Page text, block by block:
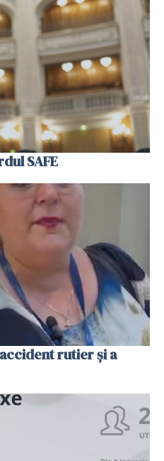
SAFE
rutier și a